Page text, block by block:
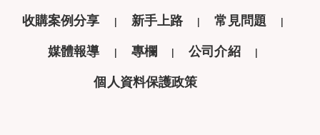
收購案例分享 新手上路 常見問題
媒體報導 專欄 公司介紹
個人資料保護政策